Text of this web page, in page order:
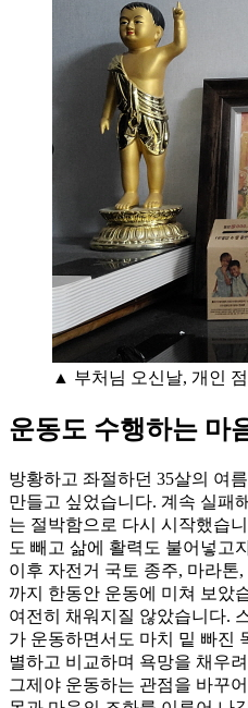
▲ 부처님 오신날, 개인
운동도 수행하는 마
방황하고 좌절하던 35살의 여
만들고 싶었습니다. 계속 실패
는 절박함으로 다시 시작했습
도 빼고 삶에 활력도 불어넣고
이후 자전거 국토 종주, 마라톤,
까지 한동안 운동에 미쳐 보았
여전히 채워지질 않았습니다.
가 운동하면서도 마치 밑 빠진
별하고 비교하며 욕망을 채우
그제야 운동하는 관점을 바꾸